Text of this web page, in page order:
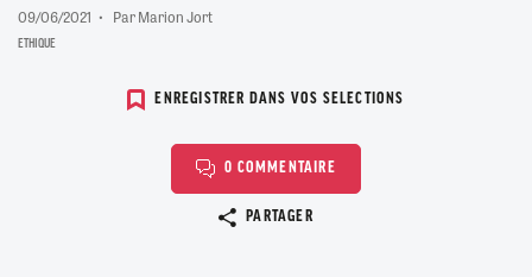
09/06/2021 Par Marion Jort
ETHIQUE
ENREGISTRER DANS VOS SELECTIONS
0 COMMENTAIRE
PARTAGER